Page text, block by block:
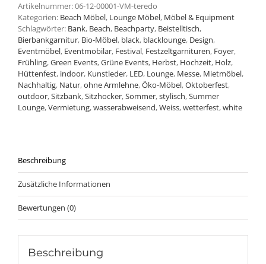
Artikelnummer:06-12-00001-VM-teredo
Kategorien: Beach Möbel, Lounge Möbel, Möbel & Equipment
Schlagwörter: Bank, Beach, Beachparty, Beistelltisch,
Bierbankgarnitur, Bio-Möbel, black, blacklounge, Design,
Eventmöbel, Eventmobilar, Festival, Festzeltgarnituren, Foyer,
Frühling,Green Events,Grüne Events, Herbst, Hochzeit, Holz,
Hüttenfest, indoor, Kunstleder, LED, Lounge, Messe, Mietmöbel,
Nachhaltig, Natur,ohne Armlehne,Öko-Möbel,Oktoberfest,
outdoor,Sitzbank,Sitzhocker,Sommer,stylisch,Summer
Lounge,Vermietung,wasserabweisend,Weiss,wetterfest,white
Beschreibung
Zusätzliche Informationen
Bewertungen (0)
Beschreibung